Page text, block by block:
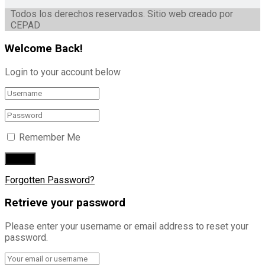
Todos los derechos reservados. Sitio web creado por
CEPAD
Welcome Back!
Login to your account below
Remember Me
Forgotten Password?
Retrieve your password
Please enter your username or email address to reset your
password.